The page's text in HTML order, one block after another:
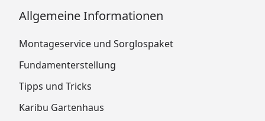
Allgemeine Informationen
Montageservice und Sorglospaket
Fundamenterstellung
Tipps und Tricks
Karibu Gartenhaus